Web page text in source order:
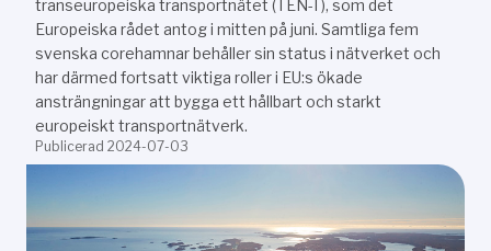
transeuropeiska transportnätet (TEN-T), som det
Europeiska rådet antog i mitten på juni. Samtliga fem
svenska corehamnar behåller sin status i nätverket och
har därmed fortsatt viktiga roller i EU:s ökade
ansträngningar att bygga ett hållbart och starkt
europeiskt transportnätverk.
Publicerad 2024-07-03